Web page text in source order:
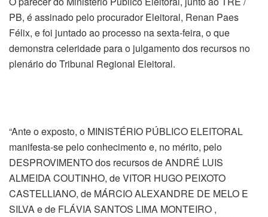
PB, é assinado pelo procurador Eleitoral, Renan Paes
Félix, e foi juntado ao processo na sexta-feira, o que
demonstra celeridade para o julgamento dos recursos no
plenário do Tribunal Regional Eleitoral.
“Ante o exposto, o MINISTÉRIO PÚBLICO ELEITORAL
manifesta-se pelo conhecimento e, no mérito, pelo
DESPROVIMENTO dos recursos de ANDRÉ LUIS
ALMEIDA COUTINHO, de VITOR HUGO PEIXOTO
CASTELLIANO, de MÁRCIO ALEXANDRE DE MELO E
SILVA e de FLÁVIA SANTOS LIMA MONTEIRO ,